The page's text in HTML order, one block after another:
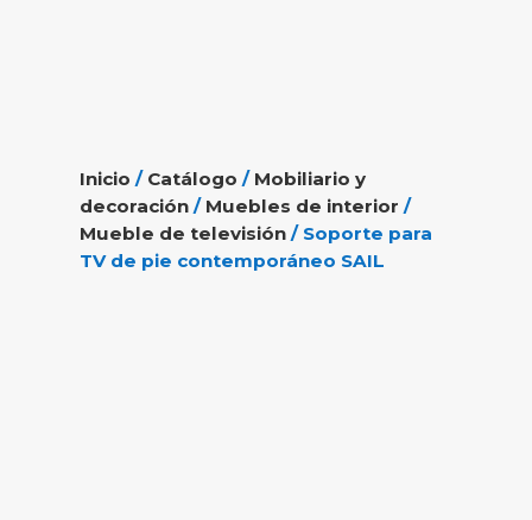
Inicio / Catálogo / Mobiliario y
decoración / Muebles de interior /
Mueble de televisión / Soporte para
TV de pie contemporáneo SAIL